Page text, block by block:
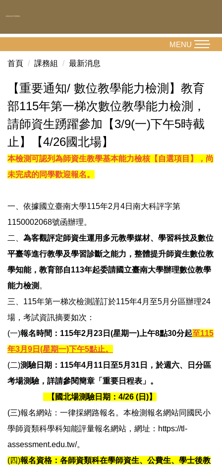
到
容
MENU
首頁 課務組 最新消息
【重要通知/ 數位教學能力檢測】教育
部115年第一梯次數位教學能力檢測，
請師資生踴躍參加【3/9(一)下午5時截
止】【4/26國北場】
本檢測可認列為師資生教學基本能力檢核【自選項目】，尚
未完成的同學歡迎報名。
一、依據國立臺南大學115年2月4日南大科評字第
1150002068號函辦理。
二、 為客觀評定師資生運用多元教學媒材、學習科技及數位
平臺等進行教學及學習診斷之能力，整體提升師資生數位教
學知能，教育部自113年起委請國立臺南大學辦理數位教學
能力檢測 。
三、115年第一梯次檢測謹訂於115年4月至5月分區辦理24
場，考試資訊摘要如次：
(一)報名時間： 115年2月23日(星期一)上午8點30分起至115
年3月9日(星期一)下午5點止。
(二)測驗日期：115年4月11日至5月31日，於週六、日分區
考場測驗，詳請參閱簡章「重要日程表」。
【國北場測驗日期：4/26 (日)】
(三)報名網站：一律採網路報名。本檢測報名網站同國民小
學師資類科學科知能評量報名網站，網址： https://tl-
assessment.edu.tw/。
(四)報名資格：各師資類科在學師資生、公費生、學士後教